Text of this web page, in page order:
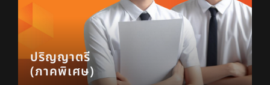
ปริญญาตรี
(ภาคพิเศษ)